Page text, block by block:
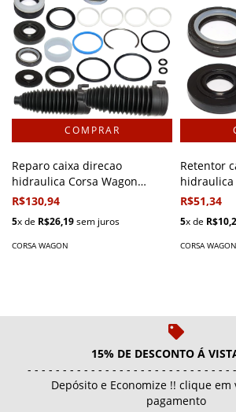
Reparo caixa direcao
hidraulica Corsa Wagon
1997/2002
R$130,94
5x de R$26,19sem juros
CORSA WAGON
Retentor
hidraulica
1997/2002
R$51,34
5x de
CORSA WAGON
15% DE DESCONTO Á
- - - - - - - - - - - - - - - - - - - - - - - - - - - - -
Depósito e Economize !! clique em
pagamento